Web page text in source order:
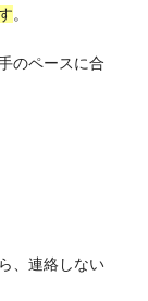
。
のペースに合
、連絡しない